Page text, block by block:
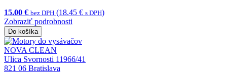
15.00 € bez DPH (18.45 € s DPH)
Zobraziť podrobnosti
Do košíka
NOVA CLEAN
Ulica Svornosti 11966/41
821 06 Bratislava